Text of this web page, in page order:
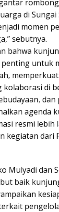
di Sungai
momen
sebutnya.
bahwa
untuk
kolaborasi di
dan
agenda
resmi lebih
kegiatan dari
Mulyadi dan
baik